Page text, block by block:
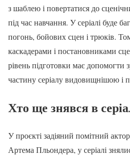
з шаблею і повертатися до
під час навчання. У серіалі буде
погонь, бойових сцен і трюків.
каскадерами і постановниками
рівень підготовки має
частину серіалу видовищнішою і
Хто ще знявся в
У проєкті задіяний помітний
Артема Пльондера, у серіалі